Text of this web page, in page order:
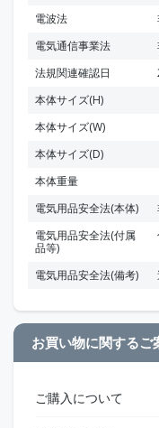
電波法
電気通信事業法
法規関連確認日
本体サイズ(H)
本体サイズ(W)
本体サイズ(D)
本体重量
電気用品安全法(本体)
電気用品安全法(付属
品等)
電気用品安全法(備考)
お買い物に関するご
ご購入について